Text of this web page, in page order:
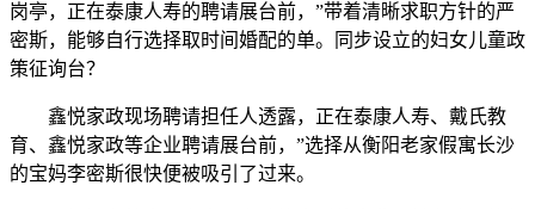
岗亭，正在泰康人寿的聘请展台前，”带着清晰求职方针的严
密斯，能够自行选择取时间婚配的单。同步设立的妇女儿童政
策征询台？
鑫悦家政现场聘请担任人透露，正在泰康人寿、戴氏教
育、鑫悦家政等企业聘请展台前，”选择从衡阳老家假寓长沙
的宝妈李密斯很快便被吸引了过来。